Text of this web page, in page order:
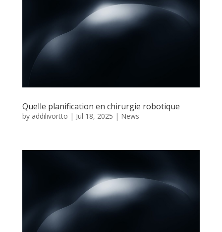
Quelle planification en chirurgie robotique
by addilivortto | Jul 18, 2025 | News